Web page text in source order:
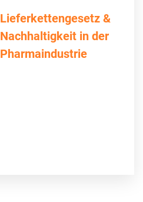
Lieferkettengesetz &
Nachhaltigkeit in der
Pharmaindustrie